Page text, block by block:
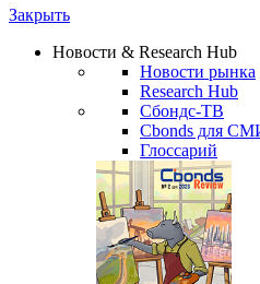
Watchlist
Сбондс Люди
Новости & Research Hub
Новости рынка
Research Hub
Сбондс-ТВ
Cbonds для СМИ
Глоссарий